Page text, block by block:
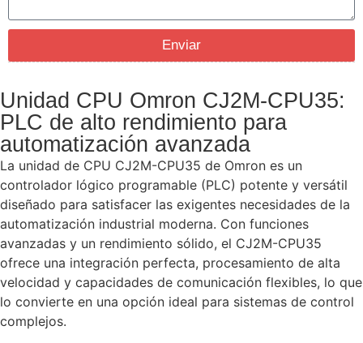
Enviar
Unidad CPU Omron CJ2M-CPU35:
PLC de alto rendimiento para
automatización avanzada
La unidad de CPU CJ2M-CPU35 de Omron es un
controlador lógico programable (PLC) potente y versátil
diseñado para satisfacer las exigentes necesidades de la
automatización industrial moderna. Con funciones
avanzadas y un rendimiento sólido, el CJ2M-CPU35
ofrece una integración perfecta, procesamiento de alta
velocidad y capacidades de comunicación flexibles, lo que
lo convierte en una opción ideal para sistemas de control
complejos.